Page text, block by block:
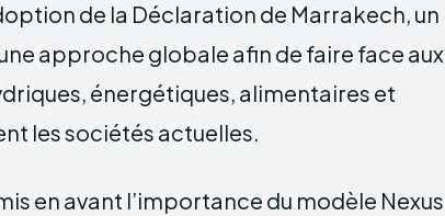
de la Déclaration de Marrakech, un
approche globale afin de faire face aux
énergétiques, alimentaires et
les sociétés actuelles.
en avant l’importance du modèle Nexus